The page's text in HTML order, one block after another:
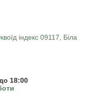
індекс 09117, Біла
18:00